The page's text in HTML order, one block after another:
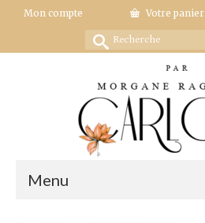
Mon compte Votre panier
Rechercher :
Menu